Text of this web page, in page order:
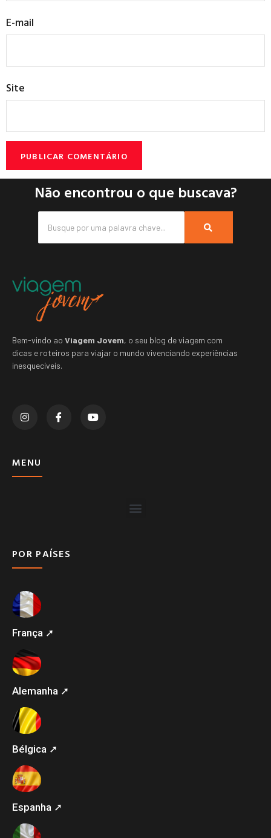
E-mail
Site
Não encontrou o que buscava?
Bem-vindo ao Viagem Jovem, o seu blog de viagem com
dicas e roteiros para viajar o mundo vivenciando experiências
inesquecíveis.
MENU
POR PAÍSES
França ➚
Alemanha ➚
Bélgica ➚
Espanha ➚